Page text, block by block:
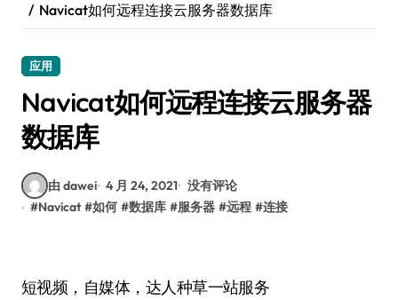
Navicat如何远程连接云服务器数据库
应用
Navicat如何远程连接云服务器
数据库
由 dawei 4 月 24, 2021 没有评论
#Navicat #如何 #数据库 #服务器 #远程 #连接
短视频，自媒体，达人种草一站服务